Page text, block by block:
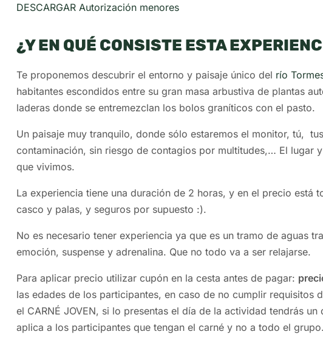
DESCARGAR Autorización menores
¿Y EN QUÉ CONSISTE ESTA
Te proponemos descubrir el entorno y paisaje único del río
habitantes escondidos entre su gran masa arbustiva de plantas
laderas donde se entremezclan los bolos graníticos con el pasto.
Un paisaje muy tranquilo, donde sólo estaremos el monitor, tú,
contaminación, sin riesgo de contagios por multitudes,… El lugar
que vivimos.
La experiencia tiene una duración de 2 horas, y en el precio
casco y palas, y seguros por supuesto :).
No es necesario tener experiencia ya que es un tramo de aguas
emoción, suspense y adrenalina. Que no todo va a ser relajarse.
Para aplicar precio utilizar cupón en la cesta antes de pagar:
las edades de los participantes, en caso de no cumplir requisitos
el CARNÉ JOVEN, si lo presentas el día de la actividad tendrás
aplica a los participantes que tengan el carné y no a todo el grupo.